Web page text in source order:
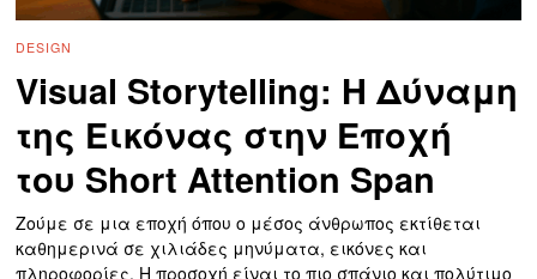
DESIGN
Visual Storytelling: Η Δύναμη
της Εικόνας στην Εποχή
του Short Attention Span
Ζούμε σε μια εποχή όπου ο μέσος άνθρωπος εκτίθεται
καθημερινά σε χιλιάδες μηνύματα, εικόνες και
πληροφορίες. Η προσοχή είναι το πιο σπάνιο και πολύτιμο